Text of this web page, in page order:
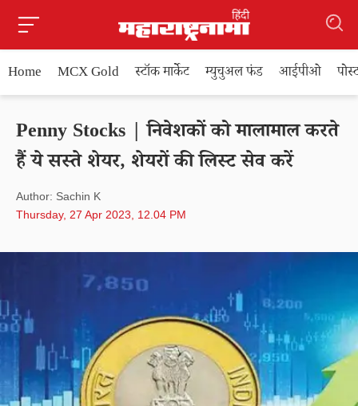
Home MCX Gold स्टॉक मार्केट म्युचुअल फंड आईपीओ
Penny Stocks | निवेशकों को मालामाल करते
हैं ये सस्ते शेयर, शेयरों की लिस्ट सेव करें
Author: Sachin K
Thursday, 27 Apr 2023, 12.04 PM